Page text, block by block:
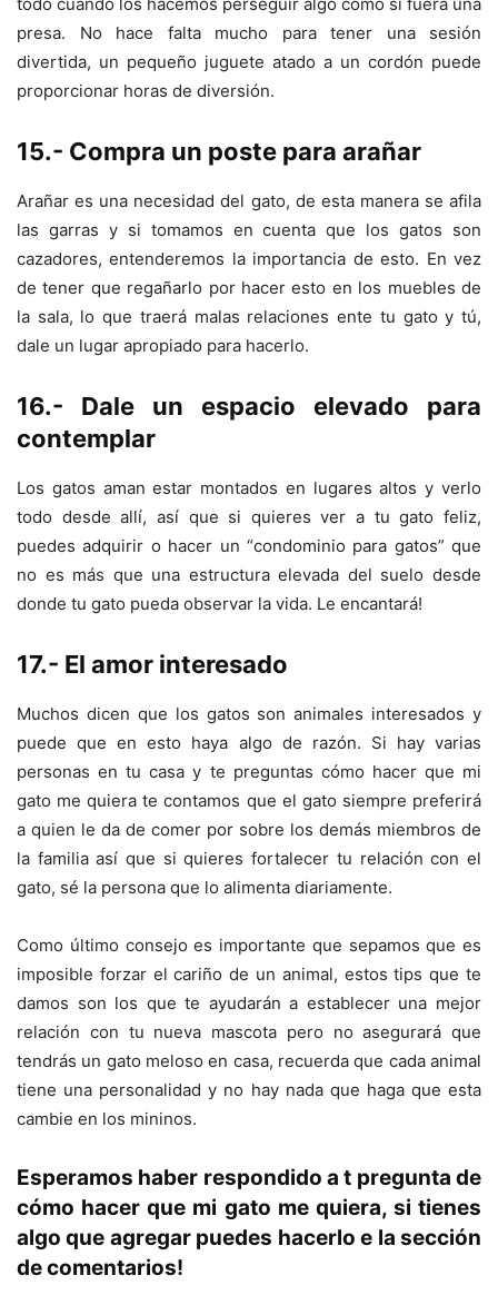
presa. No hace falta mucho para tener una sesión
divertida, un pequeño juguete atado a un cordón puede
proporcionar horas de diversión.
15.- Compra un poste para arañar
Arañar es una necesidad del gato, de esta manera se afila
las garras y si tomamos en cuenta que los gatos son
cazadores, entenderemos la importancia de esto. En vez
de tener que regañarlo por hacer esto en los muebles de
la sala, lo que traerá malas relaciones ente tu gato y tú,
dale un lugar apropiado para hacerlo.
16.- Dale un espacio elevado para
contemplar
Los gatos aman estar montados en lugares altos y verlo
todo desde allí, así que si quieres ver a tu gato feliz,
puedes adquirir o hacer un “condominio para gatos” que
no es más que una estructura elevada del suelo desde
donde tu gato pueda observar la vida. Le encantará!
17.- El amor interesado
Muchos dicen que los gatos son animales interesados y
puede que en esto haya algo de razón. Si hay varias
personas en tu casa y te preguntas cómo hacer que mi
gato me quiera te contamos que el gato siempre preferirá
a quien le da de comer por sobre los demás miembros de
la familia así que si quieres fortalecer tu relación con el
gato, sé la persona que lo alimenta diariamente.
Como último consejo es importante que sepamos que es
imposible forzar el cariño de un animal, estos tips que te
damos son los que te ayudarán a establecer una mejor
relación con tu nueva mascota pero no asegurará que
tendrás un gato meloso en casa, recuerda que cada animal
tiene una personalidad y no hay nada que haga que esta
cambie en los mininos.
Esperamos haber respondido a t pregunta de
cómo hacer que mi gato me quiera, si tienes
algo que agregar puedes hacerlo e la sección
de comentarios!